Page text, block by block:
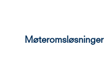
Møteromsløsninger